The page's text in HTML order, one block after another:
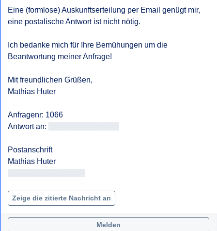
Eine (formlose) Auskunftserteilung per Email genügt mir,
eine postalische Antwort ist nicht nötig.
Ich bedanke mich für Ihre Bemühungen um die
Beantwortung meiner Anfrage!
Mit freundlichen Grüßen,
Mathias Huter
Anfragenr: 1066
Antwort an:
Postanschrift
Zeige die zitierte Nachricht an
Melden